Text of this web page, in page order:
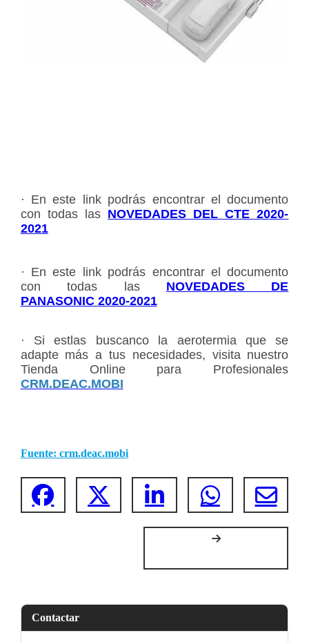
· En este link podrás encontrar el documento
con todas las NOVEDADES DEL CTE 2020-
2021
· En este link podrás encontrar el documento
con todas las NOVEDADES DE
PANASONIC 2020-2021
· Si estlas buscanco la aerotermia que se
adapte más a tus necesidades, visita nuestro
Tienda Online para Profesionales
CRM.DEAC.MOBI
Fuente: crm.deac.mobi
Contactar